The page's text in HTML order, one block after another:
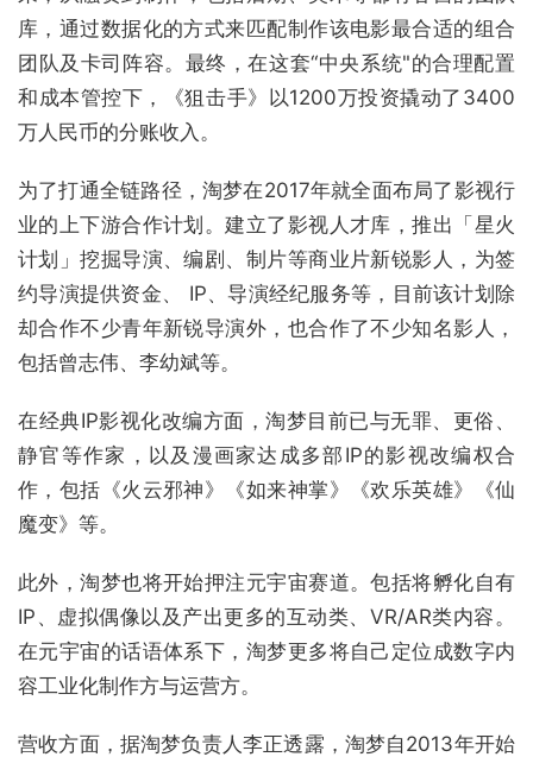
库，通过数据化的方式来匹配制作该电影最合适的组合
团队及卡司阵容。最终，在这套“中央系统"的合理配置
和成本管控下，《狙击手》以1200万投资撬动了3400
万人民币的分账收入。
为了打通全链路径，淘梦在2017年就全面布局了影视行
业的上下游合作计划。建立了影视人才库，推出「星火
计划」挖掘导演、编剧、制片等商业片新锐影人，为签
约导演提供资金、 IP、导演经纪服务等，目前该计划除
却合作不少青年新锐导演外，也合作了不少知名影人，
包括曾志伟、李幼斌等。
在经典IP影视化改编方面，淘梦目前已与无罪、更俗、
静官等作家，以及漫画家达成多部IP的影视改编权合
作，包括《火云邪神》《如来神掌》《欢乐英雄》《仙
魔变》等。
此外，淘梦也将开始押注元宇宙赛道。包括将孵化自有
IP、虚拟偶像以及产出更多的互动类、VR/AR类内容。
在元宇宙的话语体系下，淘梦更多将自己定位成数字内
容工业化制作方与运营方。
营收方面，据淘梦负责人李正透露，淘梦自2013年开始